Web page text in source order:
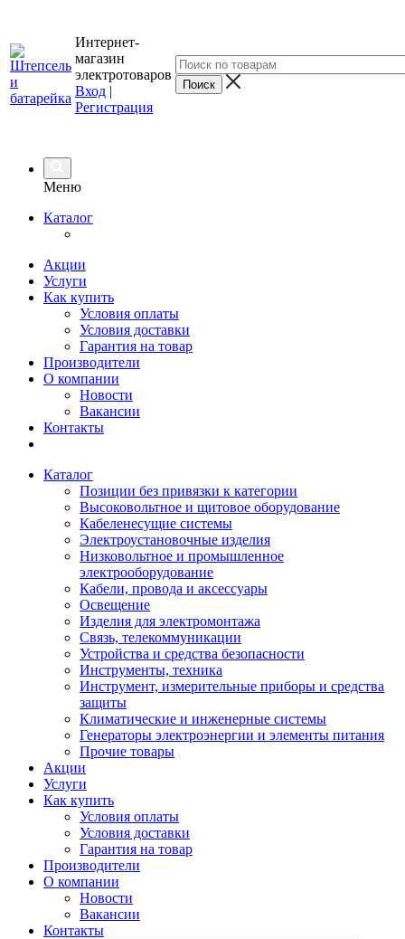
Интернет-
магазин
электротоваров
Вход |
Регистрация
Меню
Каталог
Акции
Услуги
Как купить
Условия оплаты
Условия доставки
Гарантия на товар
Производители
О компании
Новости
Вакансии
Контакты
Каталог
Позиции без привязки к категории
Высоковольтное и щитовое оборудование
Кабеленесущие системы
Электроустановочные изделия
Низковольтное и промышленное
электрооборудование
Кабели, провода и аксессуары
Освещение
Изделия для электромонтажа
Связь, телекоммуникации
Устройства и средства безопасности
Инструменты, техника
Инструмент, измерительные приборы и средства
защиты
Климатические и инженерные системы
Генераторы электроэнергии и элементы питания
Прочие товары
Акции
Услуги
Как купить
Условия оплаты
Условия доставки
Гарантия на товар
Производители
О компании
Новости
Вакансии
Контакты